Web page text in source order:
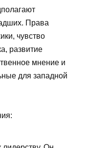
Права
чувство
развитие
мнение и
для западной